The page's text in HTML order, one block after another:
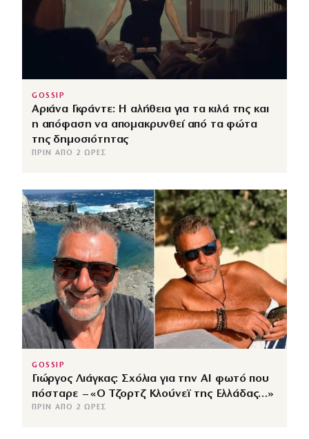
GOSSIP
Αριάνα Γκράντε: Η αλήθεια για τα κιλά της και
η απόφαση να απομακρυνθεί από τα φώτα
της δημοσιότητας
ΠΡΙΝ ΑΠΌ 2 ΏΡΕΣ
GOSSIP
Γιώργος Λιάγκας: Σχόλια για την ΑΙ φωτό που
πόσταρε – «Ο Τζορτζ Κλούνεϊ της Ελλάδας…»
ΠΡΙΝ ΑΠΌ 2 ΏΡΕΣ